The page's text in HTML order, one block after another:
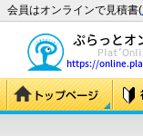
会員はオンラインで見積書(